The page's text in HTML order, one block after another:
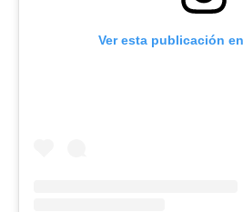
Ver esta publicación